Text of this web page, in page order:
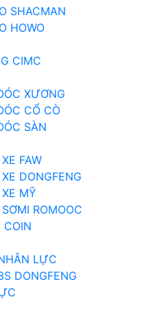
SHACMAN
HOWO
CIMC
XƯƠNG
CỔ CÒ
SÀN
FAW
DONGFENG
MỸ
ROMOOC
COIN
LỰC
DONGFENG